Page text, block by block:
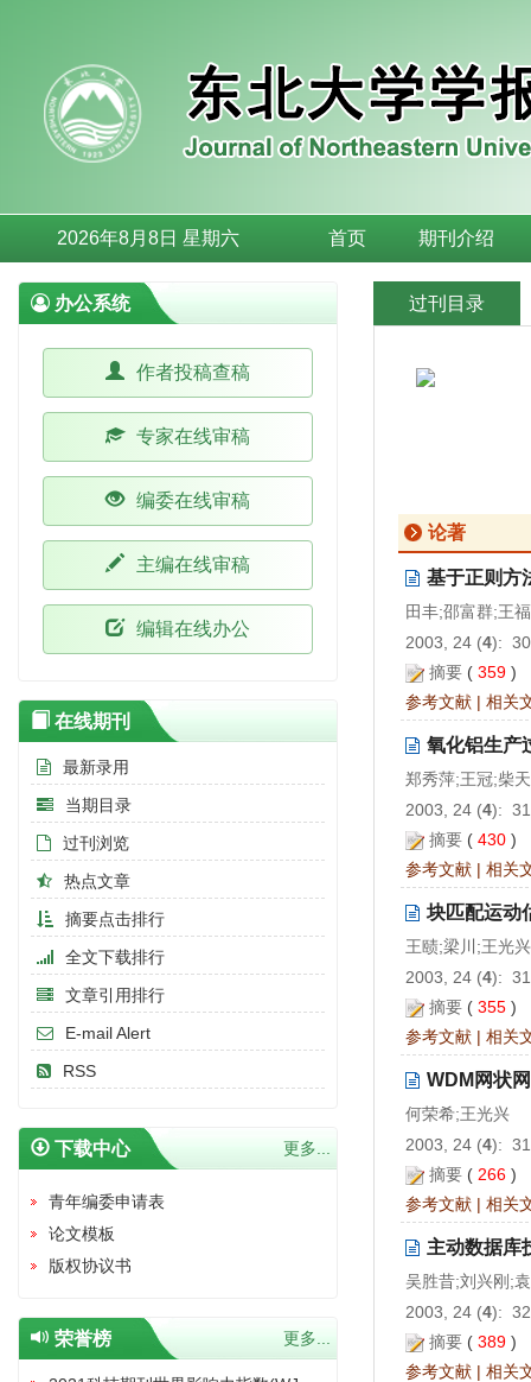
2026年8月8日 星期六 首页 期刊介绍
过刊目录
论著
基于正则方
田丰;邵富群;王
2003, 24 (4):
摘要 ( 359 )
参考文献 | 相关
氧化铝生产
郑秀萍;王冠;柴
2003, 24 (4):
摘要 ( 430 )
参考文献 | 相关
块匹配运动
王赜;梁川;王光兴
2003, 24 (4):
摘要 ( 355 )
参考文献 | 相关
WDM网状
何荣希;王光兴
2003, 24 (4):
摘要 ( 266 )
参考文献 | 相关
主动数据库
吴胜昔;刘兴刚;
2003, 24 (4):
摘要 ( 389 )
参考文献 | 相关
办公系统
作者投稿查稿
专家在线审稿
编委在线审稿
主编在线审稿
编辑在线办公
在线期刊
最新录用
当期目录
过刊浏览
热点文章
摘要点击排行
全文下载排行
文章引用排行
E-mail Alert
RSS
下载中心 更多...
青年编委申请表
论文模板
版权协议书
荣誉榜 更多...